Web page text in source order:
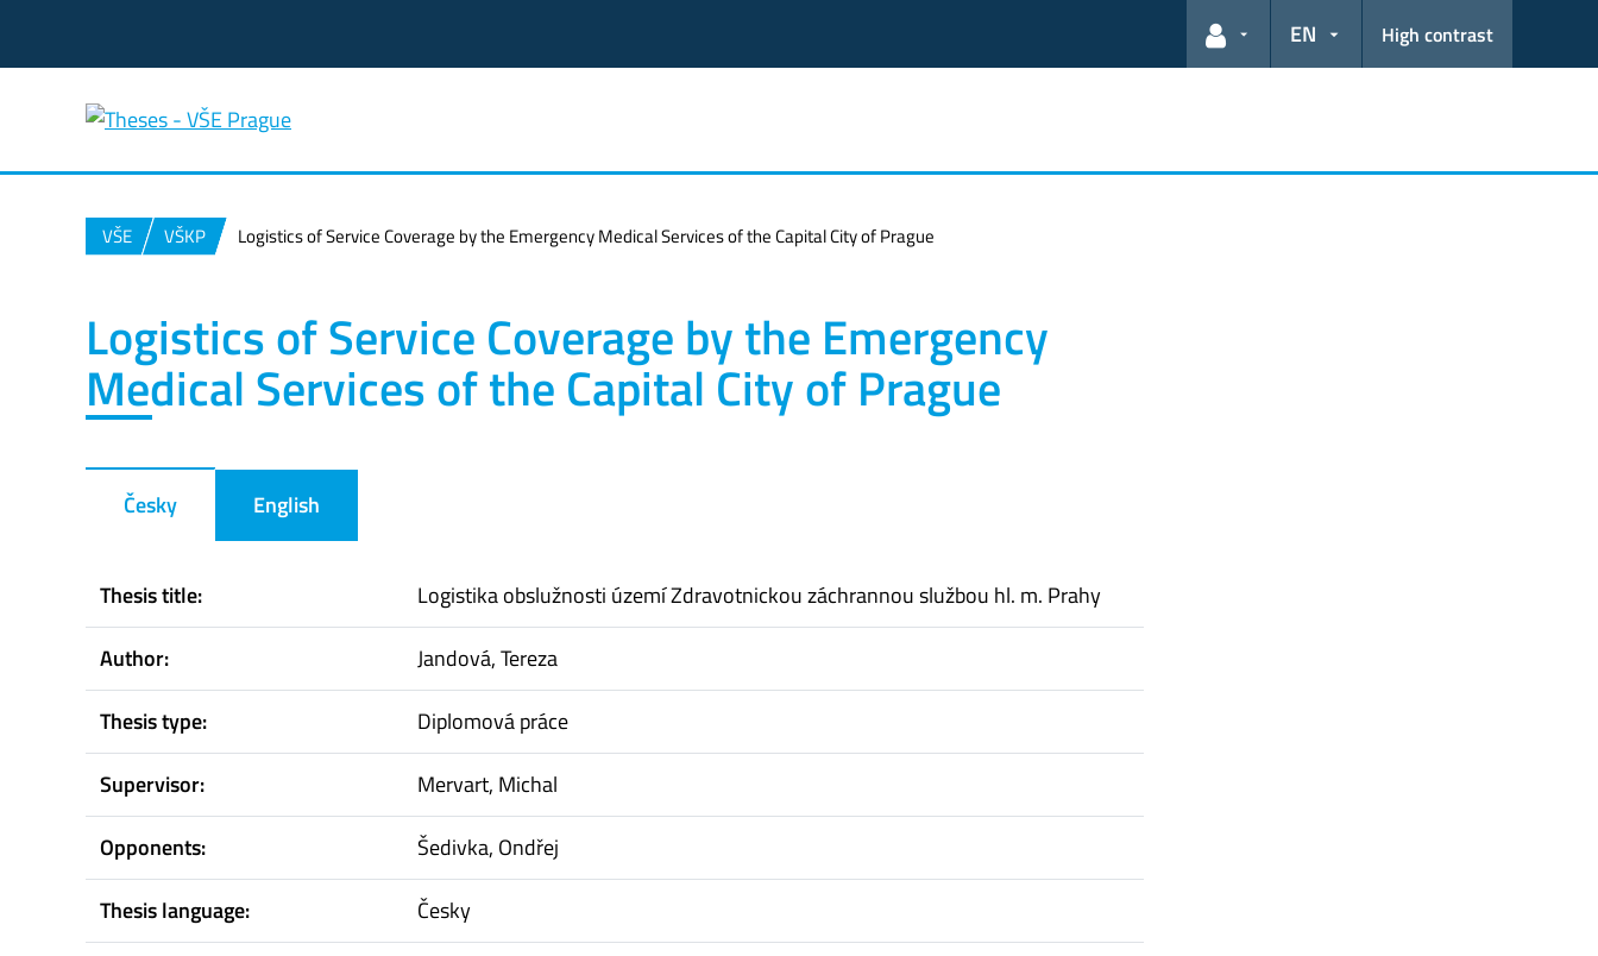
User links
EN High contrast
VŠE VŠKP Logistics of Service Coverage by the Emergency Medical Services of the Capital City of Prague
Logistics of Service Coverage by the Emergency
Medical Services of the Capital City of Prague
Česky English
Thesis title:
Logistika obslužnosti území Zdravotnickou záchrannou službou hl. m. Prahy
Author:
Jandová, Tereza
Thesis type:
Diplomová práce
Supervisor:
Mervart, Michal
Opponents:
Šedivka, Ondřej
Thesis language:
Česky